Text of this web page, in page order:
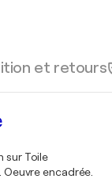
et retours
sur Toile
Oeuvre encadrée.